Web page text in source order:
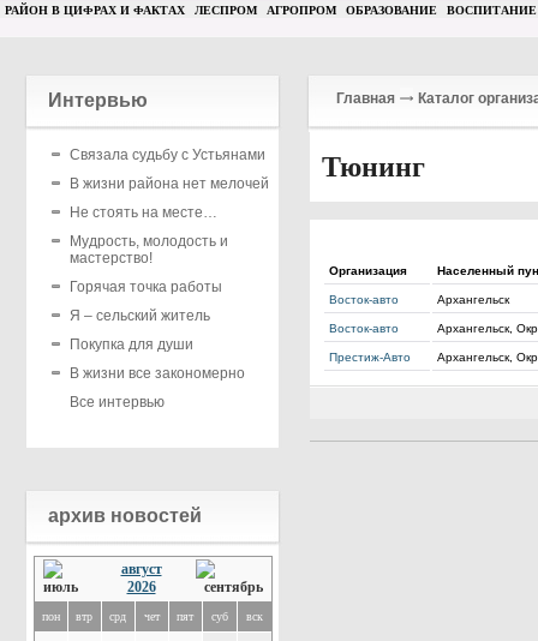
РАЙОН В ЦИФРАХ И ФАКТАХ ЛЕСПРОМ АГРОПРОМ ОБРАЗОВАНИЕ ВОСПИТАНИЕ
Интервью
Связала судьбу с Устьянами
В жизни района нет мелочей
Не стоять на месте…
Мудрость, молодость и
мастерство!
Горячая точка работы
Я – сельский житель
Покупка для души
В жизни все закономерно
Все интервью
архив новостей
август
2026
пон втр срд чет пят суб вск
Главная Каталог
Тюнинг
Организация Населенный
Восток-авто Архангельск
Восток-авто Архангельск,
Престиж-Авто Архангельск,